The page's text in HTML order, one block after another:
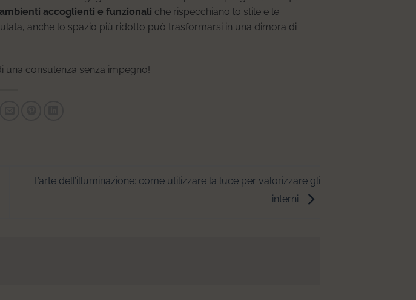
accoglienti e funzionali che rispecchiano lo stile e le
anche lo spazio più ridotto può trasformarsi in una dimora di
una consulenza senza impegno!
L’arte dell’illuminazione: come utilizzare la luce per valorizzare gli
interni